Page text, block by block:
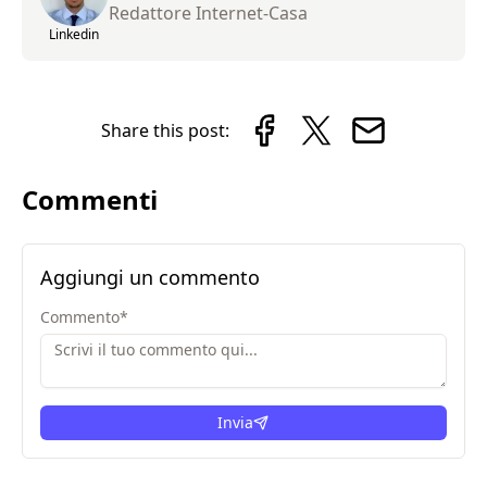
Linkedin
Redattore Internet-Casa
Share this post:
Commenti
Aggiungi un commento
Commento*
Invia